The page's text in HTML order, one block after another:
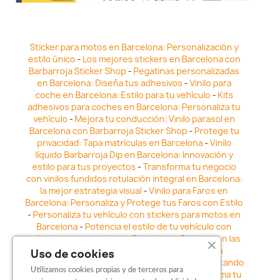
Sticker para motos en Barcelona: Personalización y
estilo único - Los mejores stickers en Barcelona con
Barbarroja Sticker Shop- Pegatinas personalizadas
en Barcelona: Diseña tus adhesivos -Vinilo para
coche en Barcelona: Estilo para tu vehículo - Kits
adhesivos para coches en Barcelona: Personaliza tu
vehículo - Mejora tu conducción: Vinilo parasol en
Barcelona con Barbarroja Sticker Shop- Protege tu
privacidad: Tapa matrículas en Barcelona-Vinilo
líquido Barbarroja Dip en Barcelona: Innovación y
estilo para tus proyectos -Transforma tu negocio
con vinilos fundidos rotulación integral en Barcelona:
la mejor estrategia visual -Vinilo para Faros en
Barcelona: Personaliza y Protege tus Faros con Estilo
- Personaliza tu vehículo con stickers para motos en
Barcelona- Potencia el estilo de tu vehículo con
adhesivos para coche en Barcelona-Destaca en las
calles: Los Mejores stickers para coches en
Vinilo para faros en Barcelona: Resaltando
la Estética y Seguridad del Automóvil- Transforma tu
Uso de cookies
Utilizamos cookies propias y de terceros para